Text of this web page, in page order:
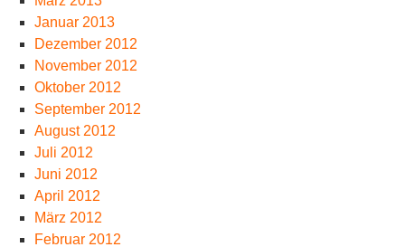
Januar 2013
Dezember 2012
November 2012
Oktober 2012
September 2012
August 2012
Juli 2012
Juni 2012
April 2012
März 2012
Februar 2012